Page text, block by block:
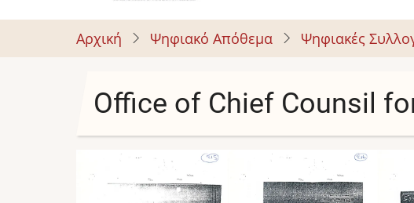
Αρχική Ψηφιακό Απόθεμα Ψηφιακές
Office of Chief Counsil